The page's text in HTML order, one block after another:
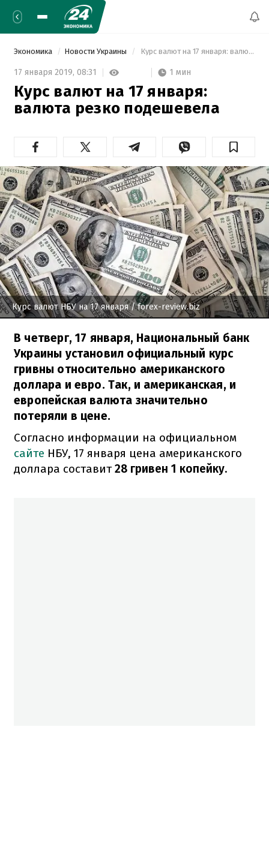
Экономика Новости Украины Курс валют на 17 января: валюта резко подешевела
17 января 2019, 08:31 1 мин
Курс валют на 17 января:
валюта резко подешевела
Курс валют НБУ на 17 января/ forex-review.biz
В четверг, 17 января, Национальный банк
Украины установил официальный курс
гривны относительно американского
доллара и евро. Так, и американская, и
европейская валюта значительно
потеряли в цене.
Согласно информации на официальном
сайте НБУ, 17 января цена американского
доллара составит28 гривен 1 копейку.